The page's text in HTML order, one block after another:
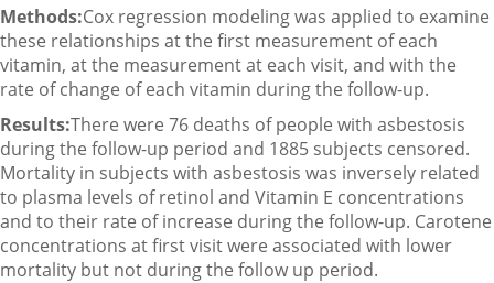
Methods:Cox regression modeling was applied to examine
these relationships at the first measurement of each
vitamin, at the measurement at each visit, and with the
rate of change of each vitamin during the follow-up.
Results:There were 76 deaths of people with asbestosis
during the follow-up period and 1885 subjects censored.
Mortality in subjects with asbestosis was inversely related
to plasma levels of retinol and Vitamin E concentrations
and to their rate of increase during the follow-up. Carotene
concentrations at first visit were associated with lower
mortality but not during the follow up period.